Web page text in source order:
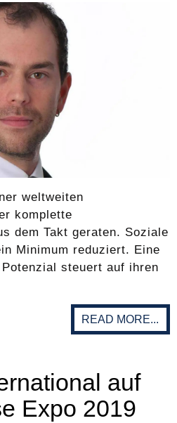
weltweiten
komplette
dem Takt geraten. Soziale
Minimum reduziert. Eine
steuert auf ihren
READ MORE...
auf
Expo 2019